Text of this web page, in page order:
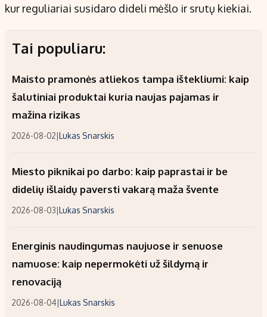
kur reguliariai susidaro dideli mėšlo ir srutų kiekiai.
Tai populiaru:
Maisto pramonės atliekos tampa ištekliumi: kaip
šalutiniai produktai kuria naujas pajamas ir
mažina rizikas
2026-08-02|Lukas Snarskis
Miesto piknikai po darbo: kaip paprastai ir be
didelių išlaidų paversti vakarą maža švente
2026-08-03|Lukas Snarskis
Energinis naudingumas naujuose ir senuose
namuose: kaip nepermokėti už šildymą ir
renovaciją
2026-08-04|Lukas Snarskis